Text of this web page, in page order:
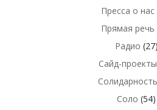
Пресса о нас
Прямая речь
Радио (27)
Сайд-проекты
Солидарность
Соло (54)